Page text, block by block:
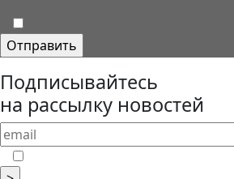
Подписывайтесь
на рассылку новостей